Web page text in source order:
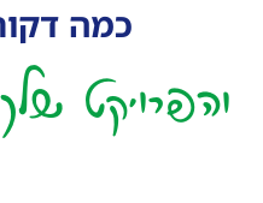
כמה
והפרויקט